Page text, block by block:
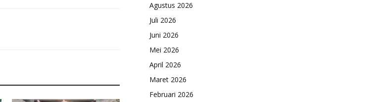
Agustus 2026
Juli 2026
Juni 2026
Mei 2026
April 2026
Maret 2026
Februari 2026